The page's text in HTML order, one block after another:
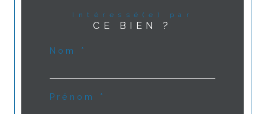
Intéressé(e) par
CE BIEN ?
Nom *
Prénom *